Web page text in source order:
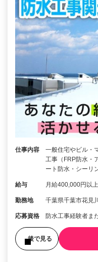
仕事内容
一般住宅やビル・
工事（FRP防水・
ート防水・シーリ
給与 月給400,000円以
勤務地 千葉県千葉市花
応募資格 防水工事経験者ま
後で見る